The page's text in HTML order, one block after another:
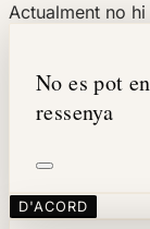
Actualment no
No es pot
ressenya
D'ACORD